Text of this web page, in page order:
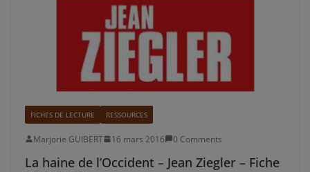
FICHES DE LECTURE RESSOURCES
Marjorie GUIBERT 16 mars 2016 0 Comments
La haine de l’Occident – Jean Ziegler – Fiche